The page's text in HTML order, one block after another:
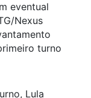
eventual
Nexus
turno
Lula